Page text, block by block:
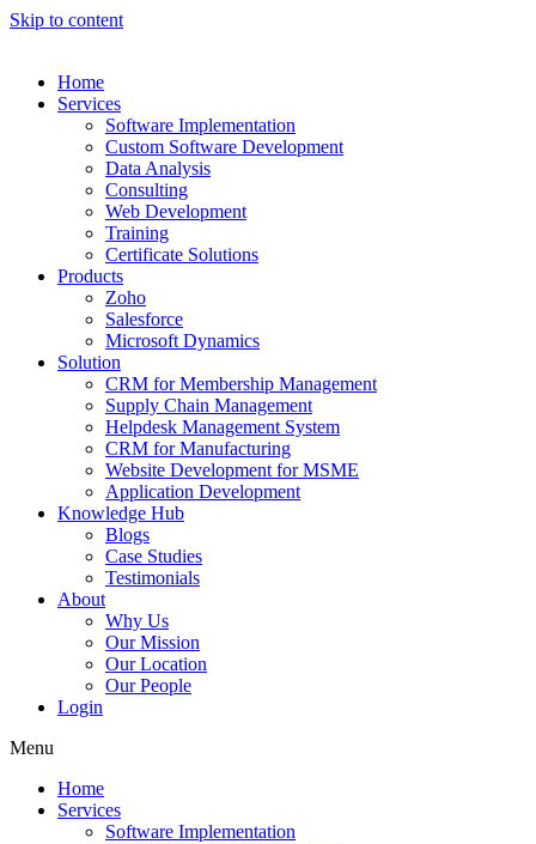
Skip to content
Home
Services
Software Implementation
Custom Software Development
Data Analysis
Consulting
Web Development
Training
Certificate Solutions
Products
Zoho
Salesforce
Microsoft Dynamics
Solution
CRM for Membership Management
Supply Chain Management
Helpdesk Management System
CRM for Manufacturing
Website Development for MSME
Application Development
Knowledge Hub
Blogs
Case Studies
Testimonials
About
Why Us
Our Mission
Our Location
Our People
Login
Menu
Home
Services
Software Implementation